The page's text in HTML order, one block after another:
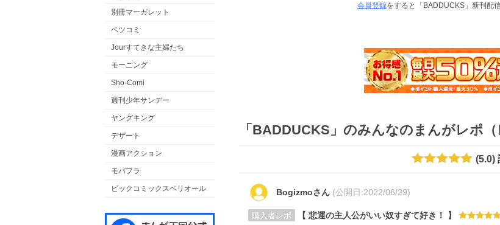
別冊マーガレット
ベツコミ
Jourすてきな主婦たち
モーニング
Sho-Comi
週刊少年サンデー
ヤングキング
デザート
漫画アクション
モバフラ
ビックコミックスペリオール
会員登録をすると「BADDUCKS」新刊配
「BADDUCKS」のみんなのまんがレポ（
(5.0)
Bogizmoさん (公開日:2022/06/29)
購入者レポ 【 悲運の主人公がいい奴すぎて好き！ 】